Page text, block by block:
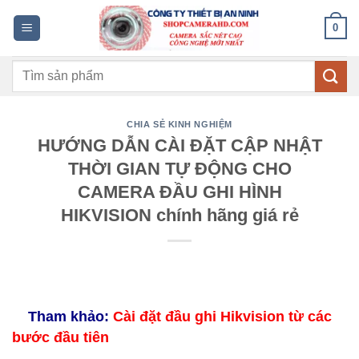
dung
0
Tìm
CHIA SẺ KINH NGHIỆM
HƯỚNG DẪN CÀI ĐẶT CẬP NHẬT
THỜI GIAN TỰ ĐỘNG CHO
CAMERA ĐẦU GHI HÌNH
HIKVISION chính hãng giá rẻ
Tham khảo: Cài đặt đầu ghi Hikvision từ các
bước đầu tiên